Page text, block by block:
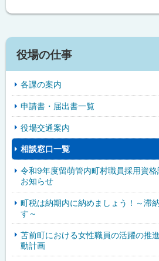
役場の仕事
各課の案内
申請書・届出書一覧
役場交通案内
相談窓口一覧
令和9年度留萌管内町村職員採用資
お知らせ
町税は納期内に納めましょう！～滞
す～
苫前町における女性職員の活躍の推
動計画